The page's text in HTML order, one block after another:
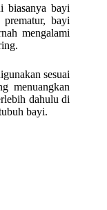
biasanya bayi
bayi
mengalami
sesuai
menuangkan
dahulu di
bayi.